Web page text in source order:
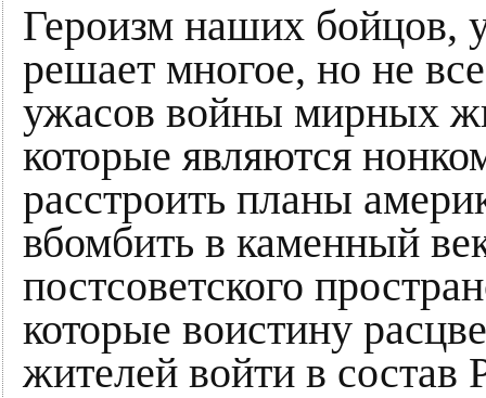
Героизм наших бойцов,
решает многое, но не
ужасов войны мирных
которые являются
расстроить планы
вбомбить в каменный
постсоветского
которые воистину
жителей войти в состав